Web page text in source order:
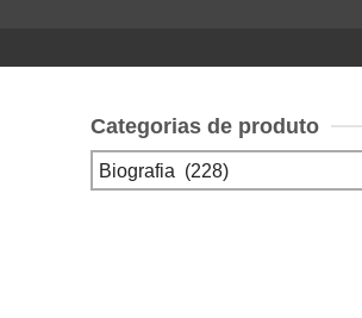
Categorias de produto